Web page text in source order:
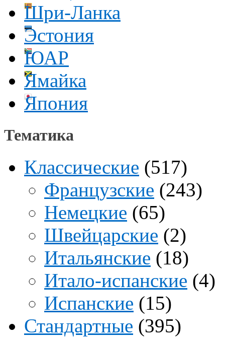
Шри-Ланка
Эстония
ЮАР
Ямайка
Япония
Тематика
Классические (517)
Французские (243)
Немецкие (65)
Швейцарские (2)
Итальянские (18)
Итало-испанские (4)
Испанские (15)
Стандартные (395)